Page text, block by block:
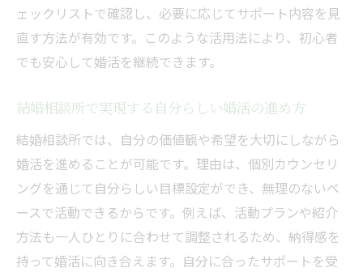
実体験に基づくカウンセラーのアドバイス
活用法
費用とサービスを比較して納得の婚活を実現
料金とサービスのバランスを見極めるコツ
結婚相談所で後悔しない費用比較の方法
初心者が知っておくべき結婚相談所の料金
内訳
結婚相談所のプラン選びで失敗しないため
に
ェックリストで確認し、必要に応じてサポート内容を見
直す方法が有効です。このような活用法により、初心者
でも安心して婚活を継続できます。
結婚相談所で実現する自分らしい婚活の進め方
結婚相談所では、自分の価値観や希望を大切にしながら
婚活を進めることが可能です。理由は、個別カウンセリ
ングを通じて自分らしい目標設定ができ、無理のないペ
ースで活動できるからです。例えば、活動プランや紹介
方法も一人ひとりに合わせて調整されるため、納得感を
持って婚活に向き合えます。自分に合ったサポートを受